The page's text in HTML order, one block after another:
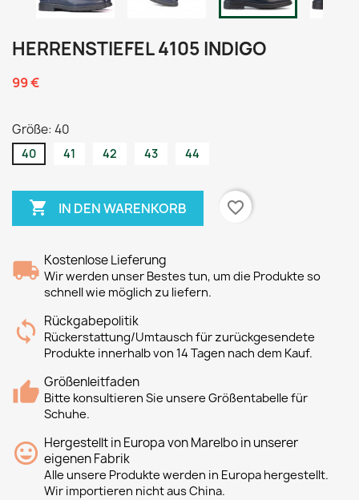
HERRENSTIEFEL 4105 INDIGO
99 €
Größe: 40
40 41 42 43 44
 IN DEN WARENKORB favorite_border
Kostenlose Lieferung
Wir werden unser Bestes tun, um die Produkte so
schnell wie möglich zu liefern.
Rückgabepolitik
Rückerstattung/Umtausch für zurückgesendete
Produkte innerhalb von 14 Tagen nach dem Kauf.
Größenleitfaden
Bitte konsultieren Sie unsere Größentabelle für
Schuhe.
Hergestellt in Europa von Marelbo in unserer
eigenen Fabrik
Alle unsere Produkte werden in Europa hergestellt.
Wir importieren nicht aus China.